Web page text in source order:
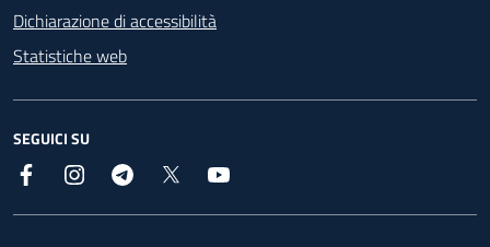
Dichiarazione di accessibilità
Statistiche web
SEGUICI SU
Facebook InstagramTelegram